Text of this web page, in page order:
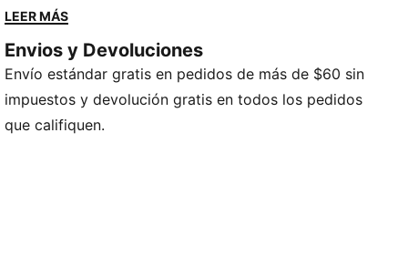
universo PUMA Hoops. Con cintura elástica y cordón
ícono PUMA Cat, estos pants son perfectos para tu
próxima sesión de entrenamiento o salida casual. Es
hora de destacarte.
CARACTERÍSTICAS Y BENEFICIOS
LEER MÁS
Envios y Devoluciones
Envío estándar gratis en pedidos de más de $60 sin
impuestos y devolución gratis en todos los pedidos
que califiquen.